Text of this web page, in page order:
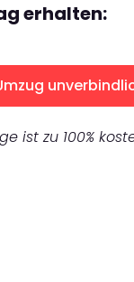
erhalten:
ist zu 100%